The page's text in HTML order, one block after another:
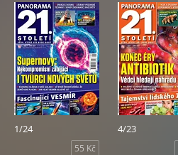
1/24
55 Kč
4/23